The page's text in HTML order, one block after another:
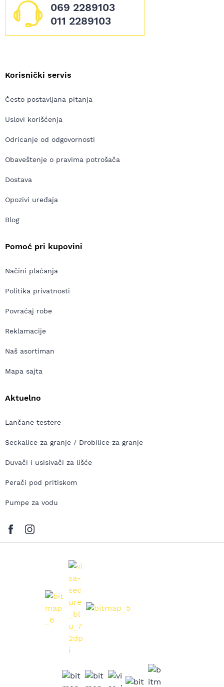
069 2289103
011 2289103
Korisnički servis
Često postavljana pitanja
Uslovi korišćenja
Odricanje od odgovornosti
Obaveštenje o pravima potrošača
Dostava
Opozivi uređaja
Blog
Pomoć pri kupovini
Načini plaćanja
Politika privatnosti
Povraćaj robe
Reklamacije
Naš asortiman
Mapa sajta
Aktuelno
Lančane testere
Seckalice za granje / Drobilice za granje
Duvači i usisivači za lišće
Perači pod pritiskom
Pumpe za vodu